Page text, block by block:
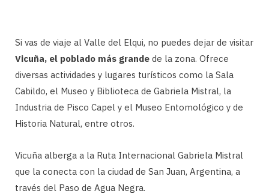
Si vas de viaje al Valle del Elqui, no puedes dejar de visitar
Vicuña, el poblado más grande de la zona. Ofrece
diversas actividades y lugares turísticos como la Sala
Cabildo, el Museo y Biblioteca de Gabriela Mistral, la
Industria de Pisco Capel y el Museo Entomológico y de
Historia Natural, entre otros.
Vicuña alberga a la Ruta Internacional Gabriela Mistral
que la conecta con la ciudad de San Juan, Argentina, a
través del Paso de Agua Negra.